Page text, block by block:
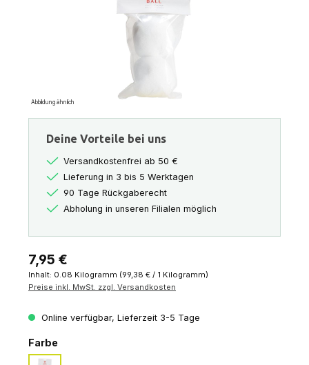
Abbildung ähnlich
Deine Vorteile bei uns
Versandkostenfrei ab 50 €
Lieferung in 3 bis 5 Werktagen
90 Tage Rückgaberecht
Abholung in unseren Filialen möglich
Regulärer Preis:
7,95 €
Inhalt: 0.08 Kilogramm (99,38 € / 1 Kilogramm)
Preise inkl. MwSt. zzgl. Versandkosten
Online verfügbar, Lieferzeit 3-5 Tage
Farbeauswählen